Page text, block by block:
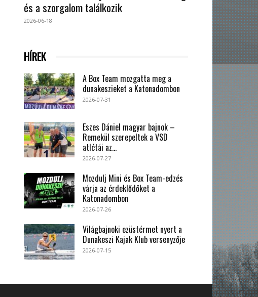
és a szorgalom találkozik
2026-06-18
HÍREK
A Box Team mozgatta meg a
dunakeszieket a Katonadombon
2026-07-31
Eszes Dániel magyar bajnok –
Remekül szerepeltek a VSD
atlétái az...
2026-07-27
Mozdulj Mini és Box Team-edzés
várja az érdeklődőket a
Katonadombon
2026-07-26
Világbajnoki ezüstérmet nyert a
Dunakeszi Kajak Klub versenyzője
2026-07-15